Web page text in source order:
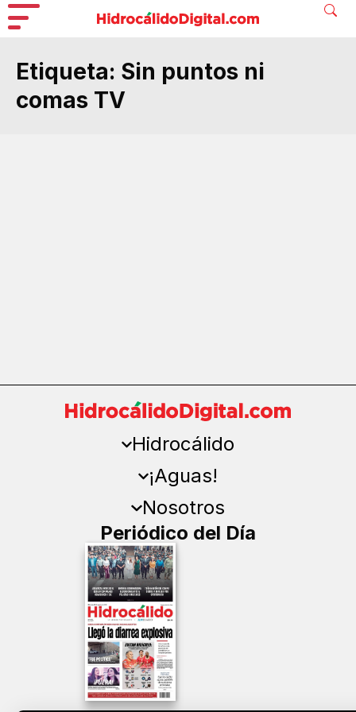
Etiqueta: Sin puntos ni
comas TV
Hidrocálido
¡Aguas!
Nosotros
Periódico del Día